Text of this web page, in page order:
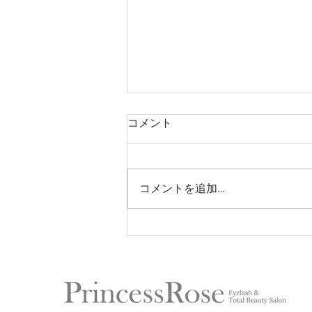
コメント
コメントを追加…